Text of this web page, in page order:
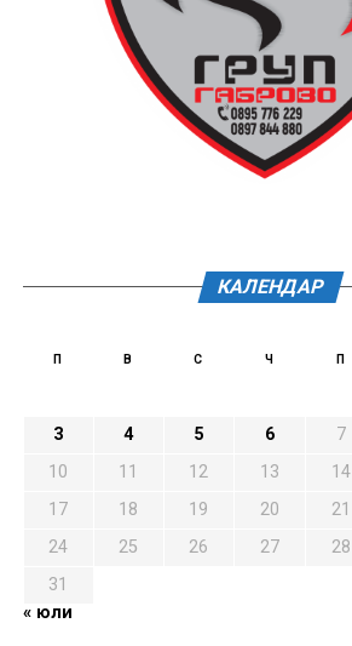
КАЛЕНДАР
П В С Ч П
3
4 5 6 7
10
11 12 13 14
17
18 19 20 21
24
25 26 27 28
31
« юли